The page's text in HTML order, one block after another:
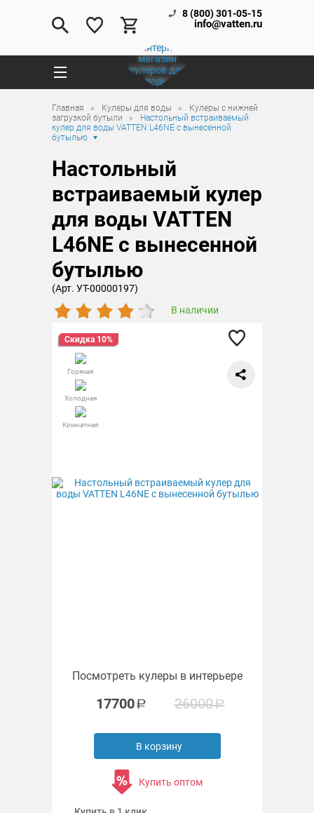
8 (800) 301-05-15
info@vatten.ru
Главная Кулеры для воды
Кулеры с нижней
загрузкой бутыли
Настольный встраиваемый
кулер для воды VATTEN L46NE с вынесенной
бутылью
Настольный
встраиваемый кулер
для воды VATTEN
L46NE с вынесенной
бутылью
(Арт. УТ-00000197)
В наличии
Скидка 10%
Горячая
Холодная
Комнатная
Посмотреть кулеры в интерьере
17700 26000
В корзину
Купить оптом